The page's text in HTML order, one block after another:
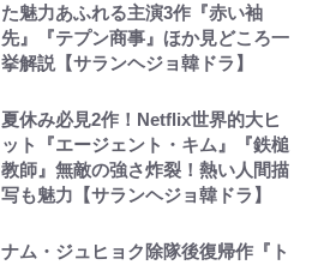
た魅力あふれる主演3作『赤い袖
先』『テプン商事』ほか見どころ一
挙解説【サランヘジョ韓ドラ】
夏休み必見2作！Netflix世界的大ヒ
ット『エージェント・キム』『鉄槌
教師』無敵の強さ炸裂！熱い人間描
写も魅力【サランヘジョ韓ドラ】
ナム・ジュヒョク除隊後復帰作『ト